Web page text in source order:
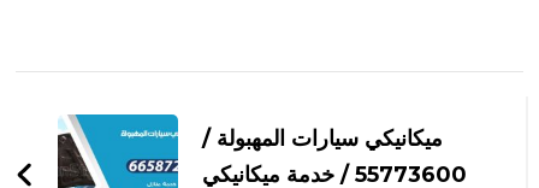
ميكانيكي سيارات المهبولة /
55773600‬ / خدمة ميكانيكي